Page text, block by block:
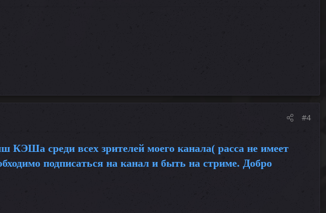
#4
КЭШа среди всех зрителей моего канала( расса не имеет
подписаться на канал и быть на стриме. Добро